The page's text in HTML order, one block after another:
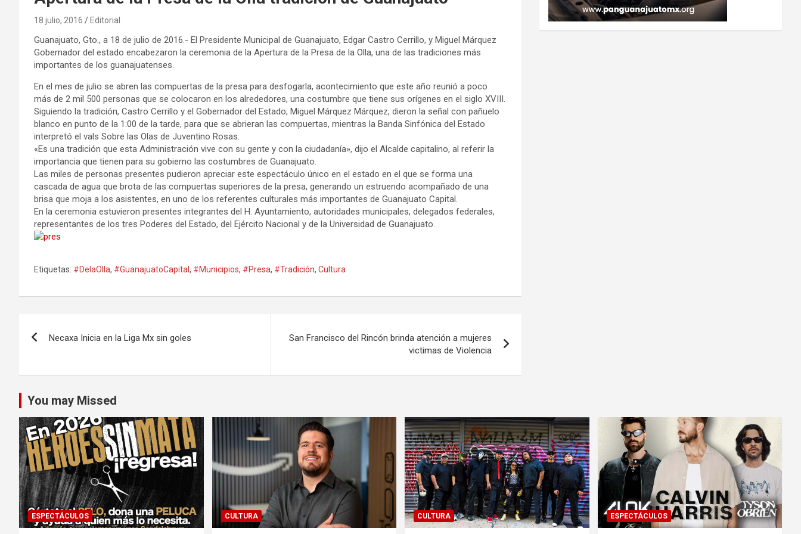
18 julio, 2016 Editorial
Guanajuato, Gto., a 18 de julio de 2016.- El Presidente Municipal de Guanajuato, Edgar Castro Cerrillo, y Miguel Márquez
Gobernador del estado encabezaron la ceremonia de la Apertura de la Presa de la Olla, una de las tradiciones más
importantes de los guanajuatenses.
En el mes de julio se abren las compuertas de la presa para desfogarla, acontecimiento que este año reunió a poco
más de 2 mil 500 personas que se colocaron en los alrededores, una costumbre que tiene sus orígenes en el siglo XVIII.
Siguiendo la tradición, Castro Cerrillo y el Gobernador del Estado, Miguel Márquez Márquez, dieron la señal con pañuelo
blanco en punto de la 1:00 de la tarde, para que se abrieran las compuertas, mientras la Banda Sinfónica del Estado
interpretó el vals Sobre las Olas de Juventino Rosas.
«Es una tradición que esta Administración vive con su gente y con la ciudadanía», dijo el Alcalde capitalino, al referir la
importancia que tienen para su gobierno las costumbres de Guanajuato.
Las miles de personas presentes pudieron apreciar este espectáculo único en el estado en el que se forma una
cascada de agua que brota de las compuertas superiores de la presa, generando un estruendo acompañado de una
brisa que moja a los asistentes, en uno de los referentes culturales más importantes de Guanajuato Capital.
En la ceremonia estuvieron presentes integrantes del H. Ayuntamiento, autoridades municipales, delegados federales,
representantes de los tres Poderes del Estado, del Ejército Nacional y de la Universidad de Guanajuato.
Etiquetas: #DelaOlla, #GuanajuatoCapital , #Municipios, #Presa, #Tradición, Cultura
entradas
Necaxa Inicia en la Liga Mx sin goles
San Francisco del Rincón brinda atención a mujeres
victimas de Violencia
You may Missed
ESPECTÁCULOS CULTURA CULTURA ESPECTÁCULOS